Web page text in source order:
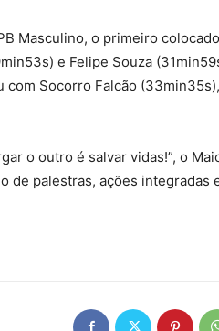
Masculino, o primeiro
e Felipe Souza
Socorro Falcão
o outro é salvar vidas!”, o
de palestras, ações